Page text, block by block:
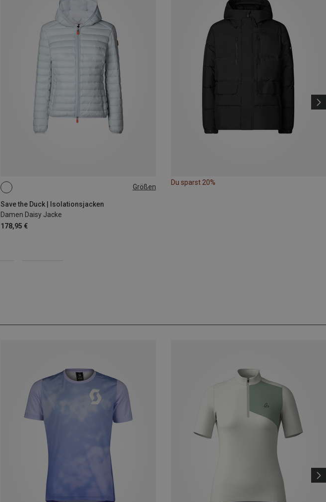
Größen
Save the Duck | Isolationsjacken
Damen Daisy Jacke
178,95 €
L|M
Du sparst 20%